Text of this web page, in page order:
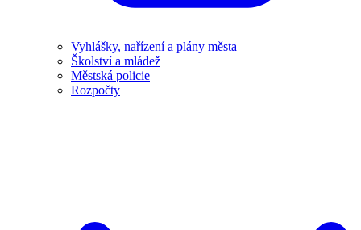
Vyhlášky, nařízení a plány města
Školství a mládež
Městská policie
Rozpočty